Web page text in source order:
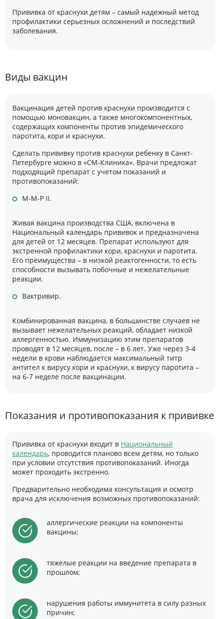
Прививка от краснухи детям – самый надежный метод
профилактики серьезных осложнений и последствий
заболевания.
Виды вакцин
Вакцинация детей против краснухи производится с
помощью моновакцин, а также многокомпонентных,
содержащих компоненты против эпидемического
паротита, кори и краснухи.
Сделать прививку против краснухи ребенку в Санкт-
Петербурге можно в «СМ-Клиника». Врачи предложат
подходящий препарат с учетом показаний и
противопоказаний:
М-М-Р II.
Живая вакцина производства США, включена в
Национальный календарь прививок и предназначена
для детей от 12 месяцев. Препарат используют для
экстренной профилактики кори, краснухи и паротита.
Его преимущества – в низкой реактогенности, то есть
способности вызывать побочные и нежелательные
реакции.
Вактривир.
Комбинированная вакцина, в большинстве случаев не
вызывает нежелательных реакций, обладает низкой
аллергенностью. Иммунизацию этим препаратов
проводят в 12 месяцев, после – в 6 лет. Уже через 3-4
недели в крови наблюдается максимальный титр
антител к вирусу кори и краснухи, к вирусу паротита –
на 6-7 неделе после вакцинации.
Показания и противопоказания к прививке
Прививка от краснухи входит в Национальный
календарь, проводится планово всем детям, но только
при условии отсутствия противопоказаний. Иногда
может проходить экстренно.
Предварительно необходима консультация и осмотр
врача для исключения возможных противопоказаний:
аллергические реакции на компоненты
вакцины;
тяжелые реакции на введение препарата в
прошлом;
нарушения работы иммунитета в силу разных
причин;